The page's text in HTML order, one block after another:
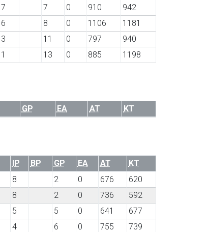
7 7 0 910
942
6 8 0 1106
1181
3 11 0 797
940
1 13 0 885 1198
GP EA AT KT
IP BP GP EA AT
KT
8 2 0 676
620
8 2 0 736
592
5 5 0 641
677
4 6 0 755
739